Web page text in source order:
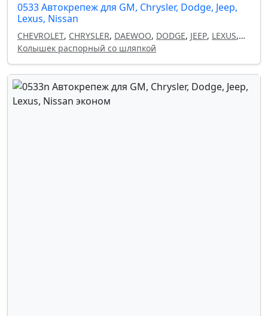
0533 Автокрепеж для GM, Chrysler, Dodge, Jeep,
Lexus, Nissan
CHEVROLET, CHRYSLER, DAEWOO, DODGE, JEEP, LEXUS,
NISSAN,OPEL,GM
Колышек распорный со шляпкой